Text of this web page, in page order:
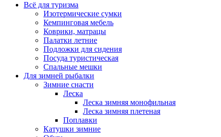
Всё для туризма
Изотермические сумки
Кемпинговая мебель
Коврики, матрацы
Палатки летние
Подложки для сидения
Посуда туристическая
Спальные мешки
Для зимней рыбалки
Зимние снасти
Леска
Леска зимняя монофильная
Леска зимняя плетеная
Поплавки
Катушки зимние